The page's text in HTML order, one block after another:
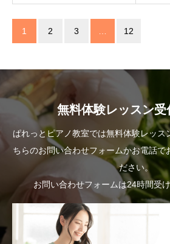
1 2 3 12
無料体験レッスン受
ぱれっとピアノ教室では無料体験レッス
ちらのお問い合わせフォームかお電話で
ださい。
お問い合わせフォームは24時間受